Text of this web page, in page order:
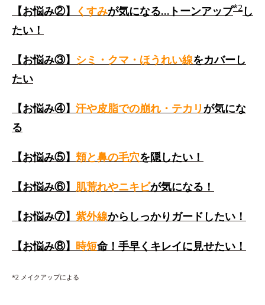
【お悩み②】 くすみが気になる…トーンアップ*2 し
たい！
【お悩み③】 シミ・クマ・ほうれい線をカバーし
たい
【お悩み④】 汗や皮脂での崩れ・テカリ が気にな
る
【お悩み⑤】 頬と鼻の毛穴を隠したい！
【お悩み⑥】 肌荒れやニキビが気になる！
【お悩み⑦】 紫外線からしっかりガードしたい！
【お悩み⑧】 時短命！手早くキレイに見せたい！
*2 メイクアップによる